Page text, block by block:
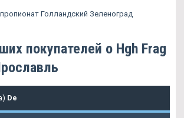
Голландский Зеленоград
покупателей о Hgh Frag
De